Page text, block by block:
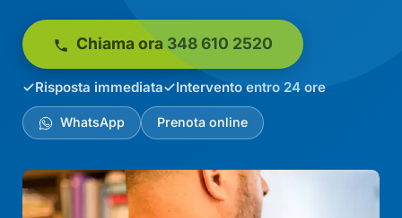
Chiama ora 348 610 2520
Risposta immediata Intervento entro 24 ore
WhatsApp Prenota online